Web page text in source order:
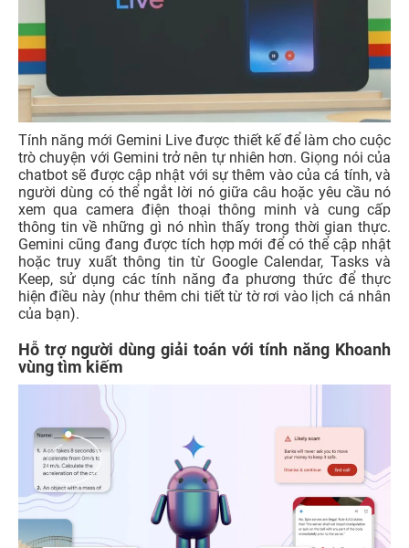
Tính năng mới Gemini Live được thiết kế để làm cho cuộc
trò chuyện với Gemini trở nên tự nhiên hơn. Giọng nói của
chatbot sẽ được cập nhật với sự thêm vào của cá tính, và
người dùng có thể ngắt lời nó giữa câu hoặc yêu cầu nó
xem qua camera điện thoại thông minh và cung cấp
thông tin về những gì nó nhìn thấy trong thời gian thực.
Gemini cũng đang được tích hợp mới để có thể cập nhật
hoặc truy xuất thông tin từ Google Calendar, Tasks và
Keep, sử dụng các tính năng đa phương thức để thực
hiện điều này (như thêm chi tiết từ tờ rơi vào lịch cá nhân
của bạn).
Hỗ trợ người dùng giải toán với tính năng Khoanh
vùng tìm kiếm